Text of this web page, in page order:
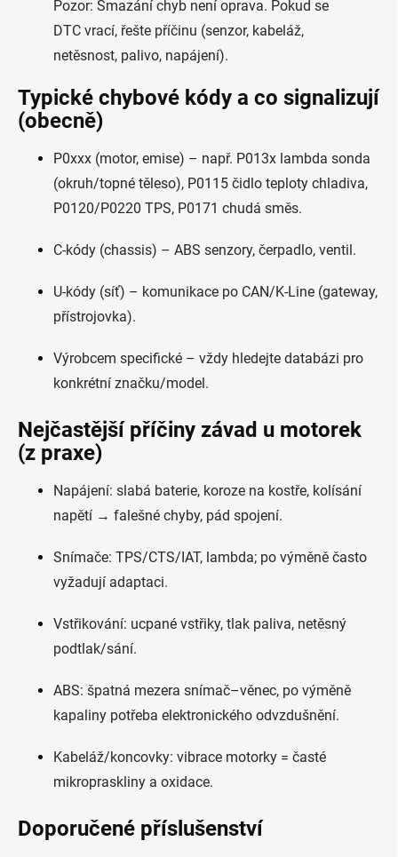
Pozor: Smazání chyb není oprava. Pokud se
DTC vrací, řešte příčinu (senzor, kabeláž,
netěsnost, palivo, napájení).
Typické chybové kódy a co signalizují
(obecně)
P0xxx (motor, emise) – např. P013x lambda sonda
(okruh/topné těleso), P0115 čidlo teploty chladiva,
P0120/P0220 TPS, P0171 chudá směs.
C-kódy (chassis) – ABS senzory, čerpadlo, ventil.
U-kódy (síť) – komunikace po CAN/K-Line (gateway,
přístrojovka).
Výrobcem specifické – vždy hledejte databázi pro
konkrétní značku/model.
Nejčastější příčiny závad u motorek
(z praxe)
Napájení: slabá baterie, koroze na kostře, kolísání
napětí → falešné chyby, pád spojení.
Snímače: TPS/CTS/IAT, lambda; po výměně často
vyžadují adaptaci.
Vstřikování: ucpané vstřiky, tlak paliva, netěsný
podtlak/sání.
ABS: špatná mezera snímač–věnec, po výměně
kapaliny potřeba elektronického odvzdušnění.
Kabeláž/koncovky: vibrace motorky = časté
mikropraskliny a oxidace.
Doporučené příslušenství